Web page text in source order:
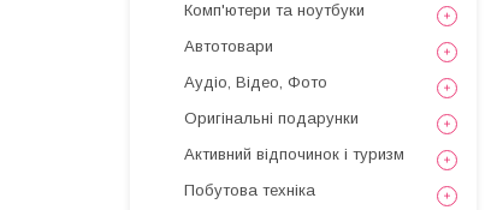
Комп'ютери та ноутбуки
Автотовари
Аудіо, Відео, Фото
Оригінальні подарунки
Активний відпочинок і туризм
Побутова техніка